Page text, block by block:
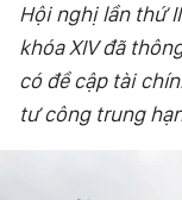
GÓC NHÌN KINH
CHUYÊN ĐỀ
Hội nghị lần thứ
khóa XIV đã
có đề cập tài
tư công trung